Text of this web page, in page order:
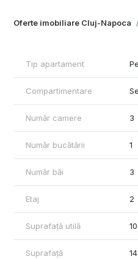
Oferte imobiliare Cluj-Napoca
casa scarii, la al 2 lea nivel
cu bucataria si un wc de
Tip apartament
Compartimentare
Număr camere 3
Număr bucătării 1
Număr băi 3
Etaj 2
Suprafață utilă
Suprafață